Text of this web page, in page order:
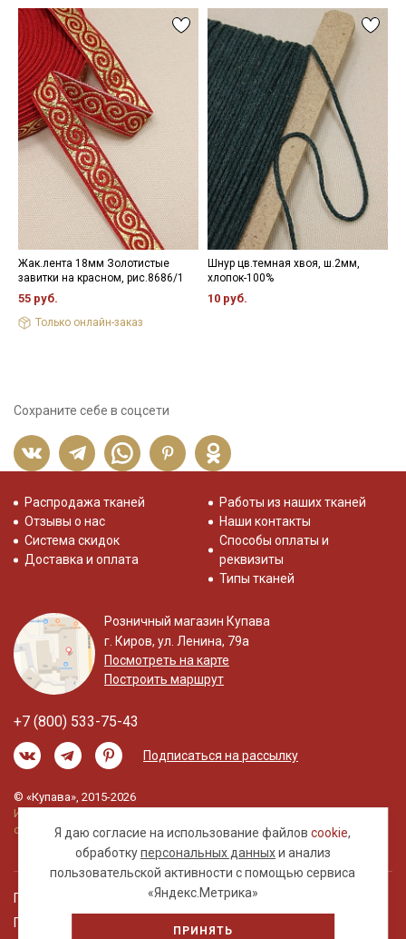
Жак.лента 18мм Золотистые
завитки на красном, рис.8686/1
55 руб.
Только онлайн-заказ
Шнур цв.темная хвоя, ш.2мм,
хлопок-100%
10 руб.
Сохраните себе в соцсети
Я даю согласие на использование файловcookie,
обработкуперсональных данныхи анализ
пользовательской активности с помощью сервиса
«Яндекс.Метрика»
ПРИНЯТЬ
Распродажа тканей
Отзывы о нас
Система скидок
Доставка и оплата
Работы из наших тканей
Наши контакты
Способы оплаты и
реквизиты
Типы тканей
Розничный магазин Купава
г. Киров, ул. Ленина, 79а
Посмотреть на карте
Построить маршрут
+7 (800) 533-75-43
Подписаться на рассылку
© «Купава», 2015-2026
Информация на сайте не является публичной
офертой.
Правовая информация
Политика обработки персональных данных